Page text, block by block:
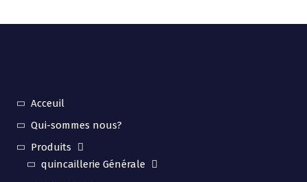
Acceuil
Qui-sommes nous?
Produits
quincaillerie Générale